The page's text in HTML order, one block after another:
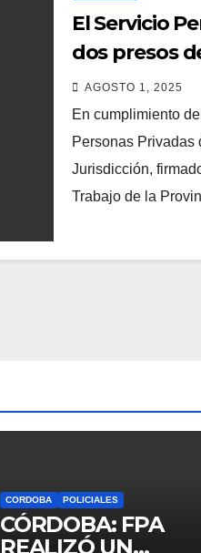
El Servicio
dos presos
una cárcel
AGOSTO 1, 2025
En cumplimiento
Personas Privadas
Jurisdicción,
Trabajo de la
CORDOBA POLICIALES
CÓRDOBA: FPA
REALIZÓ UN